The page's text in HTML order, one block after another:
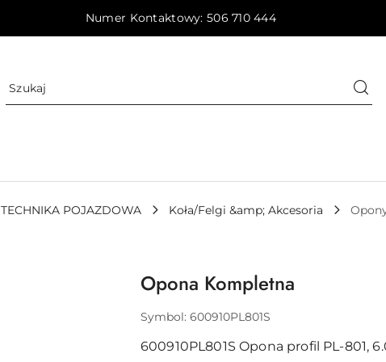
Numer Kontaktowy: 506 710 444
TECHNIKA POJAZDOWA Koła/Felgi &amp; Akcesoria
Opona Kompletna
Symbol: 600910PL801S
600910PL801S Opona profil PL-801,